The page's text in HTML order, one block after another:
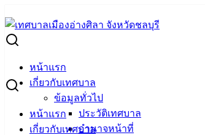
to
content
หน้าแรก
เกี่ยวกับเทศบาล
ข้อมูลทั่วไป
ประวัติเทศบาล
อำนาจหน้าที่
หน้าแรก
เกี่ยวกับเทศบาล
Search
for:
ขายทอดตลาดทรัพย์สินของกองทุนป้องกัน ปร
ขายทอดตลาดทรัพย์สินของกอ
กรกฎาคม 18, 2024สิงหาคม 1, 2024